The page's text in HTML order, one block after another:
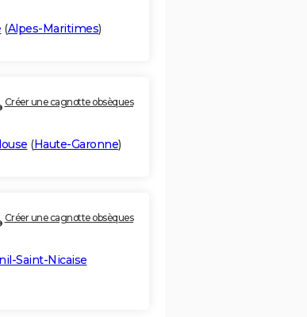
(Alpes-Maritimes)
Créer une cagnotte obsèques
(Haute-Garonne)
Créer une cagnotte obsèques
Saint-Nicaise